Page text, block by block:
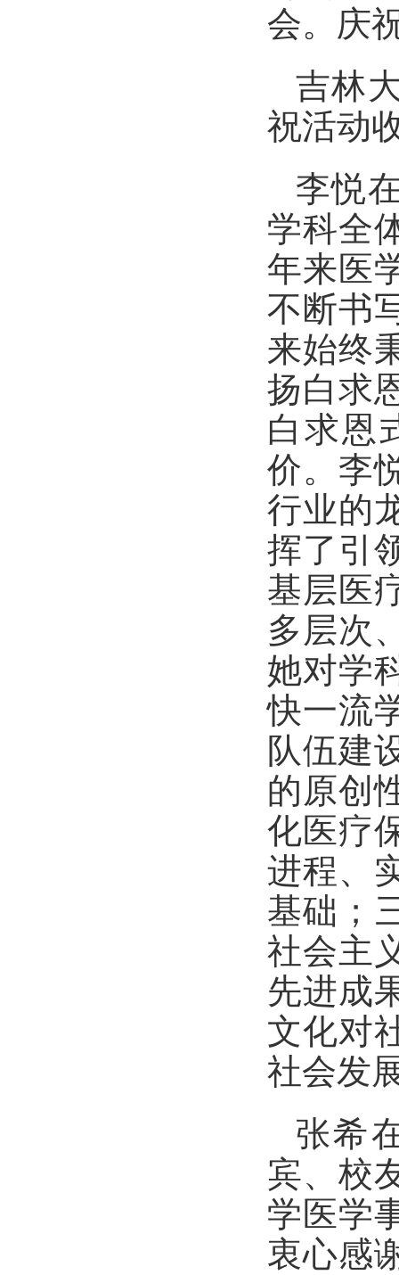
会。庆
吉林
祝活动
李悦
学科全
年来医
不断书
来始终
扬白求
白求恩
价。李
行业的
挥了引
基层医
多层次
她对学
快一流
队伍建
的原创
化医疗
进程、
基础；
社会主
先进成
文化对
社会发
张希
宾、校
学医学
衷心感